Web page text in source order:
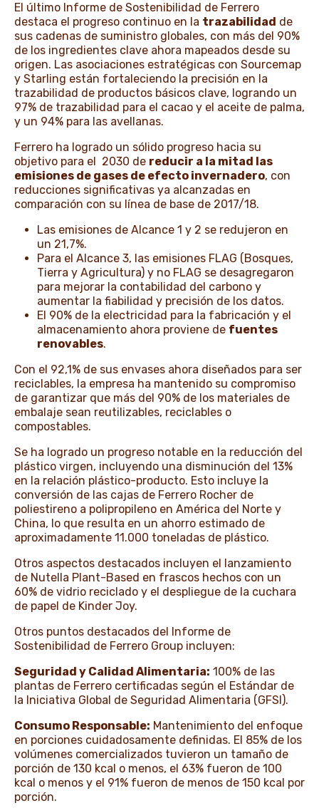
El último Informe de Sostenibilidad de Ferrero
destaca el progreso continuo en la trazabilidad de
sus cadenas de suministro globales, con más del 90%
de los ingredientes clave ahora mapeados desde su
origen. Las asociaciones estratégicas con Sourcemap
y Starling están fortaleciendo la precisión en la
trazabilidad de productos básicos clave, logrando un
97% de trazabilidad para el cacao y el aceite de palma,
y un 94% para las avellanas.
Ferrero ha logrado un sólido progreso hacia su
objetivo para el 2030 de reducir a la mitad las
emisiones de gases de efecto invernadero, con
reducciones significativas ya alcanzadas en
comparación con su línea de base de 2017/18.
Las emisiones de Alcance 1 y 2 se redujeron en
un 21,7%.
Para el Alcance 3, las emisiones FLAG (Bosques,
Tierra y Agricultura) y no FLAG se desagregaron
para mejorar la contabilidad del carbono y
aumentar la fiabilidad y precisión de los datos.
El 90% de la electricidad para la fabricación y el
almacenamiento ahora proviene de fuentes
renovables.
Con el 92,1% de sus envases ahora diseñados para ser
reciclables, la empresa ha mantenido su compromiso
de garantizar que más del 90% de los materiales de
embalaje sean reutilizables, reciclables o
compostables.
Se ha logrado un progreso notable en la reducción del
plástico virgen, incluyendo una disminución del 13%
en la relación plástico-producto. Esto incluye la
conversión de las cajas de Ferrero Rocher de
poliestireno a polipropileno en América del Norte y
China, lo que resulta en un ahorro estimado de
aproximadamente 11.000 toneladas de plástico.
Otros aspectos destacados incluyen el lanzamiento
de Nutella Plant-Based en frascos hechos con un
60% de vidrio reciclado y el despliegue de la cuchara
de papel de Kinder Joy.
Otros puntos destacados del Informe de
Sostenibilidad de Ferrero Group incluyen:
Seguridad y Calidad Alimentaria: 100% de las
plantas de Ferrero certificadas según el Estándar de
la Iniciativa Global de Seguridad Alimentaria (GFSI).
Consumo Responsable: Mantenimiento del enfoque
en porciones cuidadosamente definidas. El 85% de los
volúmenes comercializados tuvieron un tamaño de
porción de 130 kcal o menos, el 63% fueron de 100
kcal o menos y el 91% fueron de menos de 150 kcal por
porción.